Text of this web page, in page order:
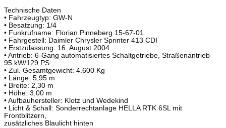
Technische Daten
• Fahrzeugtyp: GW-N
• Besatzung: 1/4
• Funkrufname: Florian Pinneberg 15-67-01
• Fahrgestell: Daimler Chrysler Sprinter 413 CDI
• Erstzulassung: 16. August 2004
• Antrieb: 6-Gang automatisiertes Schaltgetriebe, Straßenantrieb
95 kW/129 PS
• Zul. Gesamtgewicht: 4.600 Kg
• Länge: 5,95 m
• Breite: 2,30 m
• Höhe: 3,00 m
• Aufbauhersteller: Klotz und Wedekind
• Licht & Schall: Sonderrechtanlage HELLA RTK 6SL mit
Frontblitzern,
zusätzliches Blaulicht hinten